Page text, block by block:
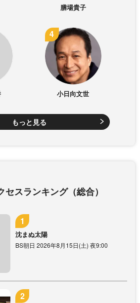
膳場貴子
小日向文世
もっと見る
セスランキング（総合）
沈まぬ太陽
BS朝日 2026年8月15日(土) 夜9:00